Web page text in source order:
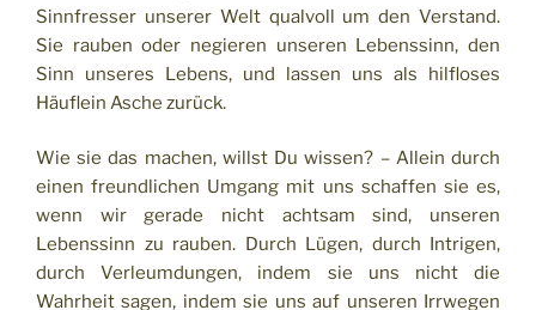
Sinnfresser unserer Welt qualvoll um den Verstand.
Sie rauben oder negieren unseren Lebenssinn, den
Sinn unseres Lebens, und lassen uns als hilfloses
Häuflein Asche zurück.
Wie sie das machen, willst Du wissen? – Allein durch
einen freundlichen Umgang mit uns schaffen sie es,
wenn wir gerade nicht achtsam sind, unseren
Lebenssinn zu rauben. Durch Lügen, durch Intrigen,
durch Verleumdungen, indem sie uns nicht die
Wahrheit sagen, indem sie uns auf unseren Irrwegen